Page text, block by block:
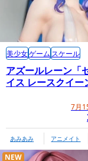
アズールレーン「
イス レースクイー
7月
美少女ゲーム スケール
あみあみ アニメイト
NEW